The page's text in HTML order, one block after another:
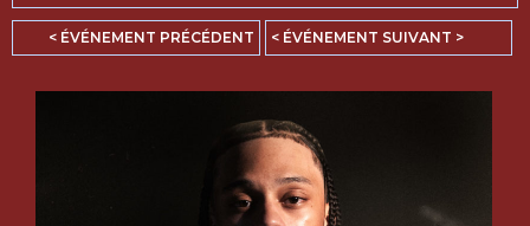
< ÉVÉNEMENT PRÉCÉDENT < ÉVÉNEMENT SUIVANT >